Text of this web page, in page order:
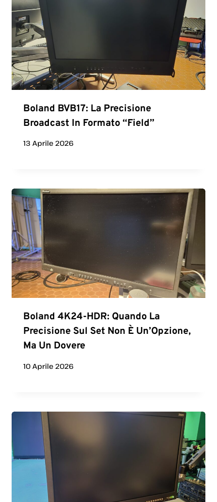
Boland BVB17: La Precisione
Broadcast In Formato “Field”
13 Aprile 2026
Boland 4K24-HDR: Quando La
Precisione Sul Set Non È Un’Opzione,
Ma Un Dovere
10 Aprile 2026